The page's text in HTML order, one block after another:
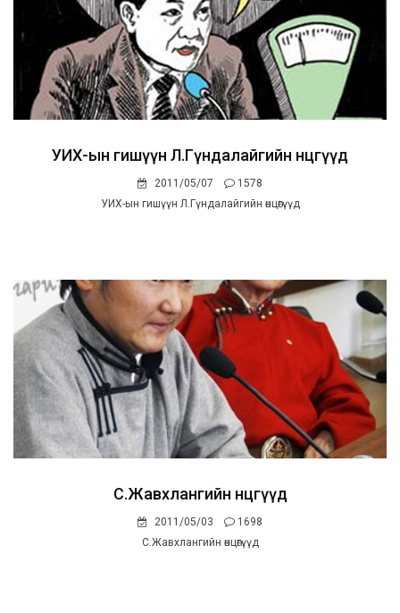
УИХ-ын гишүүн Л.Гүндалайгийн өнцөгүүд
2011/05/07
1578
УИХ-ын гишүүн Л.Гүндалайгийн өнцөгүүд
С.Жавхлангийн өнцөгүүд
2011/05/03
1698
С.Жавхлангийн өнцөгүүд